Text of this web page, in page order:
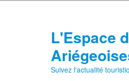
L'Espace
Suivez l'actualité